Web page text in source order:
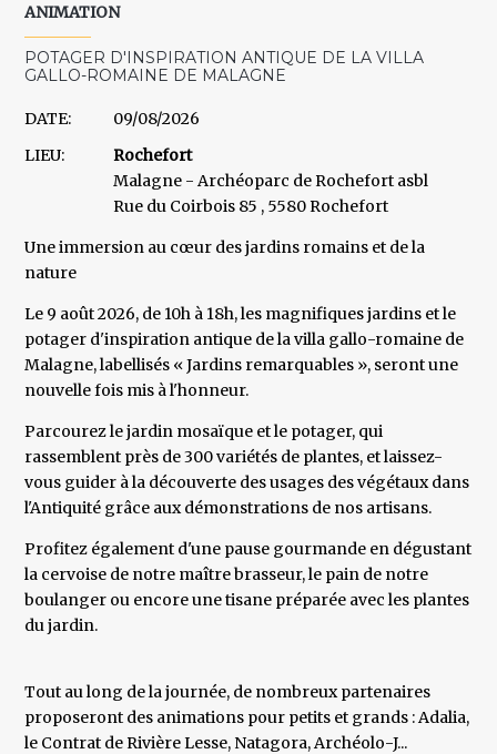
ANIMATION
POTAGER D'INSPIRATION ANTIQUE DE LA VILLA
GALLO-ROMAINE DE MALAGNE
DATE:
09/08/2026
LIEU:
Rochefort
Malagne - Archéoparc de Rochefort asbl
Rue du Coirbois 85 , 5580 Rochefort
Une immersion au cœur des jardins romains et de la
nature
Le 9 août 2026, de 10h à 18h, les magnifiques jardins et le
potager d'inspiration antique de la villa gallo-romaine de
Malagne, labellisés « Jardins remarquables », seront une
nouvelle fois mis à l'honneur.
Parcourez le jardin mosaïque et le potager, qui
rassemblent près de 300 variétés de plantes, et laissez-
vous guider à la découverte des usages des végétaux dans
l'Antiquité grâce aux démonstrations de nos artisans.
Profitez également d'une pause gourmande en dégustant
la cervoise de notre maître brasseur, le pain de notre
boulanger ou encore une tisane préparée avec les plantes
du jardin.
Tout au long de la journée, de nombreux partenaires
proposeront des animations pour petits et grands : Adalia,
le Contrat de Rivière Lesse, Natagora, Archéolo-J...